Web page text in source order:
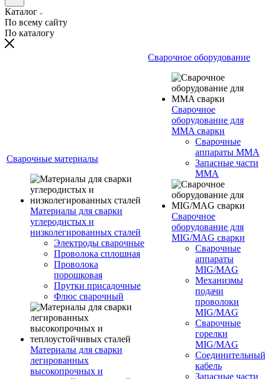
Каталог
По всему сайту
По каталогу
Сварочные материалы
Материалы для сварки
углеродистых и
низколегированных сталей
Электроды сварочные
Проволока сплошная
Проволока
порошковая
Прутки присадочные
Флюс сварочный
Материалы для сварки
легированных
высокопрочных и
Сварочное оборудование
Сварочное
оборудование для
MMA сварки
Сварочные
аппараты MMA
Запасные части
MMA
Сварочное
оборудование для
MIG/MAG сварки
Сварочные
аппараты
MIG/MAG
Механизмы
подачи
проволоки
MIG/MAG
Сварочные
горелки
MIG/MAG
Соединительный
кабель
Запасные части